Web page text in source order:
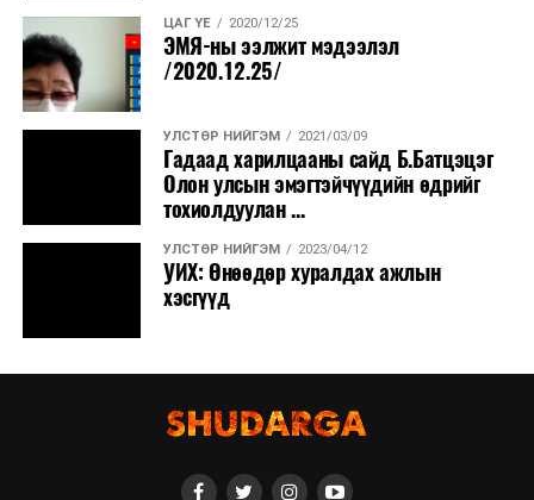
ЦАГ ҮЕ 2020/12/25
ЭМЯ-ны ээлжит мэдээлэл
/2020.12.25/
УЛСТӨР НИЙГЭМ 2021/03/09
Гадаад харилцааны сайд Б.Батцэцэг
Олон улсын эмэгтэйчүүдийн өдрийг
тохиолдуулан ...
УЛСТӨР НИЙГЭМ 2023/04/12
УИХ: Өнөөдөр хуралдах ажлын
хэсгүүд